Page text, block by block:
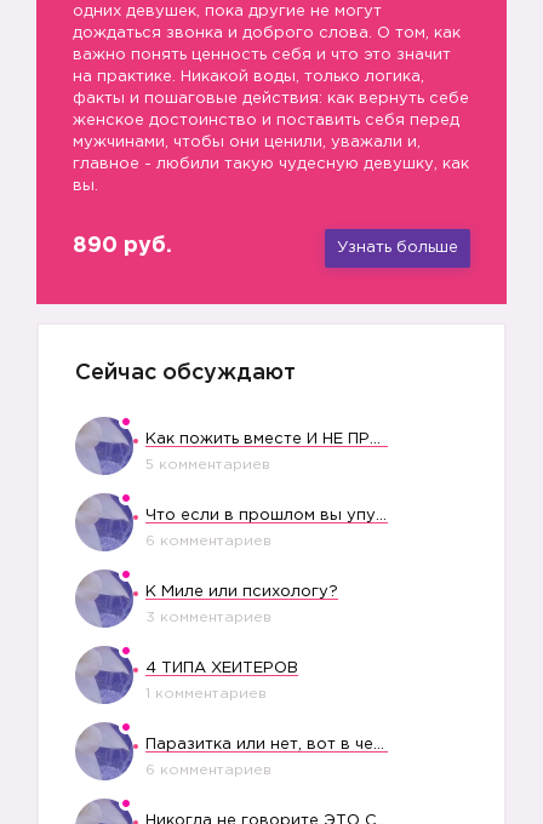
одних девушек, пока другие не могут
дождаться звонка и доброго слова. О том, как
важно понять ценность себя и что это значит
на практике. Никакой воды, только логика,
факты и пошаговые действия: как вернуть себе
женское достоинство и поставить себя перед
мужчинами, чтобы они ценили, уважали и,
главное - любили такую чудесную девушку, как
вы.
890 руб. Узнать больше
Сейчас обсуждают
5 комментариев
6 комментариев
К Миле или психологу?
3 комментариев
4 ТИПА ХЕЙТЕРОВ
1 комментариев
6 комментариев